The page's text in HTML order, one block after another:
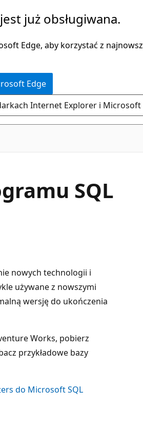
już obsługiwana.
Edge, aby korzystać z
Edge
Internet Explorer i Microsoft
SQL
nowych technologii i
używane z nowszymi
wersję do ukończenia
Works, pobierz
przykładowe bazy
do Microsoft SQL